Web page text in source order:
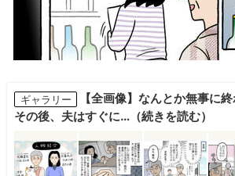
ギャラリー
【全画像】なんとか無事に
その後、夫はすぐに…（続きを読む）